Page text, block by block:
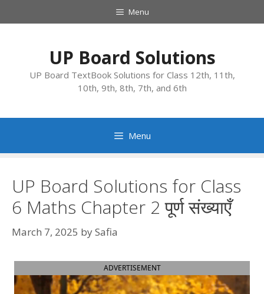
to
Menu
UP Board Solutions
UP Board TextBook Solutions for Class 12th, 11th,
10th, 9th, 8th, 7th, and 6th
Menu
UP Board Solutions for Class
6 Maths Chapter 2 पूर्ण संख्याएँ
March 7, 2025 bySafia
ADVERTISEMENT